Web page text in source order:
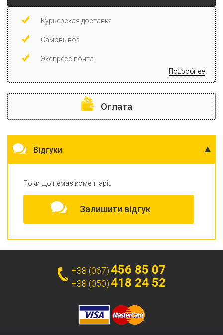
Курьерская доставка
Самовывоз
Экспресс почта
Подробнее
Оплата
Відгуки
Поки що немає коментарів
Залишити відгук
+38 (067) 456 85 07
+38 (050) 418 24 52